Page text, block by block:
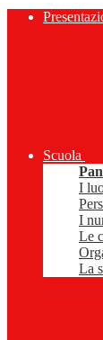
Scuola
I
I
Le
La